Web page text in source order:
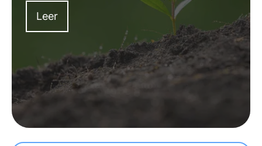
polinizadores. La entrevista con Barbara
Azzena, Directora de Logística responsable del
grupo ESBRG (Environmental Sustainability
Business Resource).
Leer